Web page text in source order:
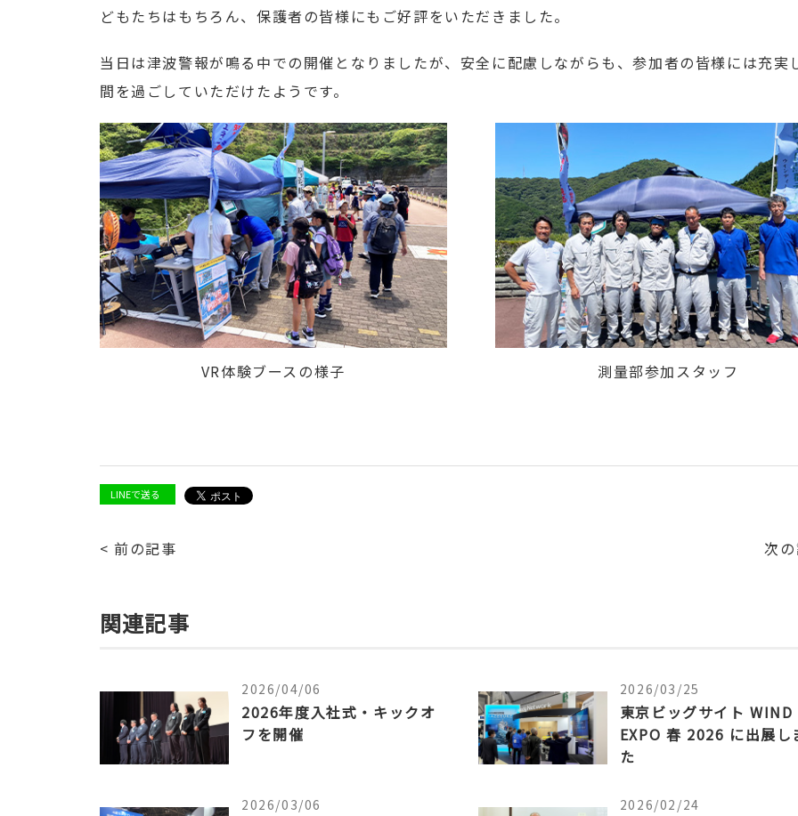
どもたちはもちろん、保護者の皆様にもご好評をいただきました。
当日は津波警報が鳴る中での開催となりましたが、安全に配慮しながらも、参加者の皆様には充実
間を過ごしていただけたようです。
VR体験ブースの様子 測量部参加スタッフ
LINEで送る
< 前の記事 次
関連記事
2026/04/06
2026年度入社式・キックオ
フを開催
2026/03/25
東京ビッグサイト WIND
EXPO 春 2026 に出展し
た
2026/03/06 2026/02/24